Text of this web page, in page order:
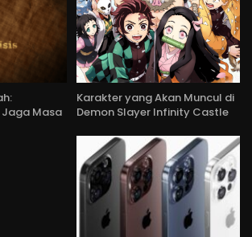
Jaga Masa
Karakter yang Akan Muncul di
Demon Slayer Infinity Castle